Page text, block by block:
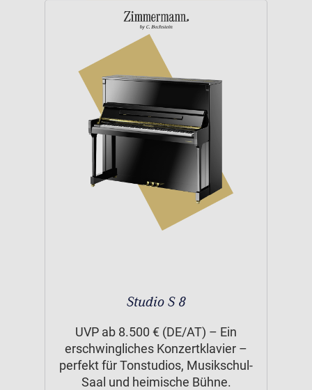
Studio S 8
UVP ab 8.500 € (DE/AT) – Ein
erschwingliches Konzertklavier –
perfekt für Tonstudios, Musikschul-
Saal und heimische Bühne.